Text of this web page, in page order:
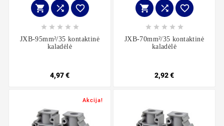
  
    
JXB-95mm²/35 kontaktinė
kaladėlė
4,97 €
  
    
JXB-70mm²/35 kontaktinė
kaladėlė
2,92 €
Akcija!